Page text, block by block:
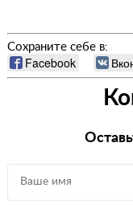
Сохраните себе в:
Facebook